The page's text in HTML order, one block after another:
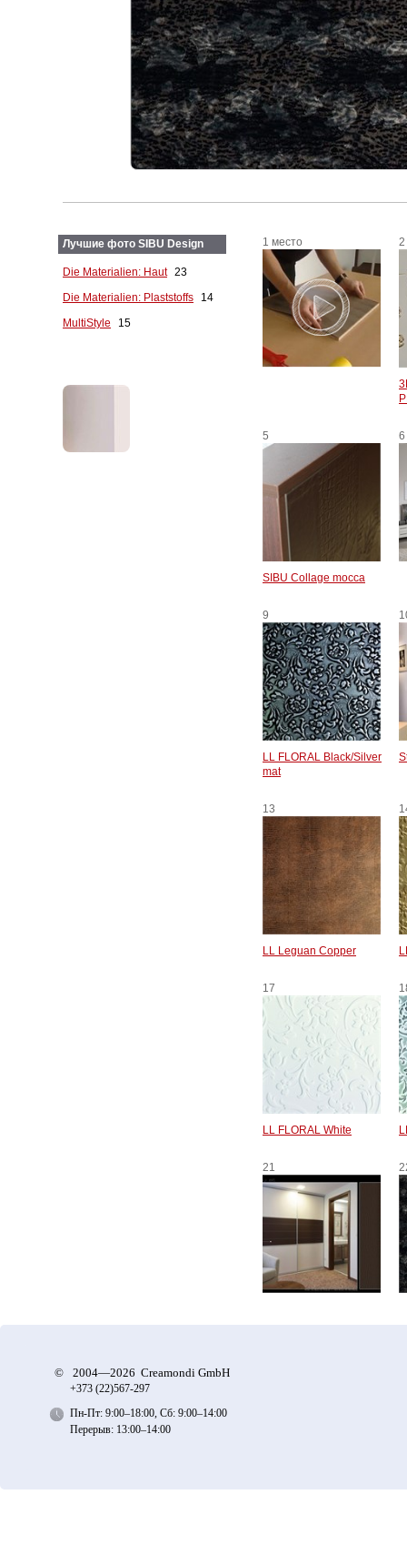
Лучшие фото SIBU Design
Die Materialien: Haut 23
Die Materialien: Plaststoffs
14
MultiStyle
15
1 место 2
5
SIBU Collage mocca
6
9
LL FLORAL Black/Silver
mat
13
LL Leguan Copper
17
LL FLORAL White
21
© 2004—2026 Creamondi GmbH
+373 (22)567-297
Пн-Пт: 9:00–18:00, Сб: 9:00–14:00
Перерыв: 13:00–14:00